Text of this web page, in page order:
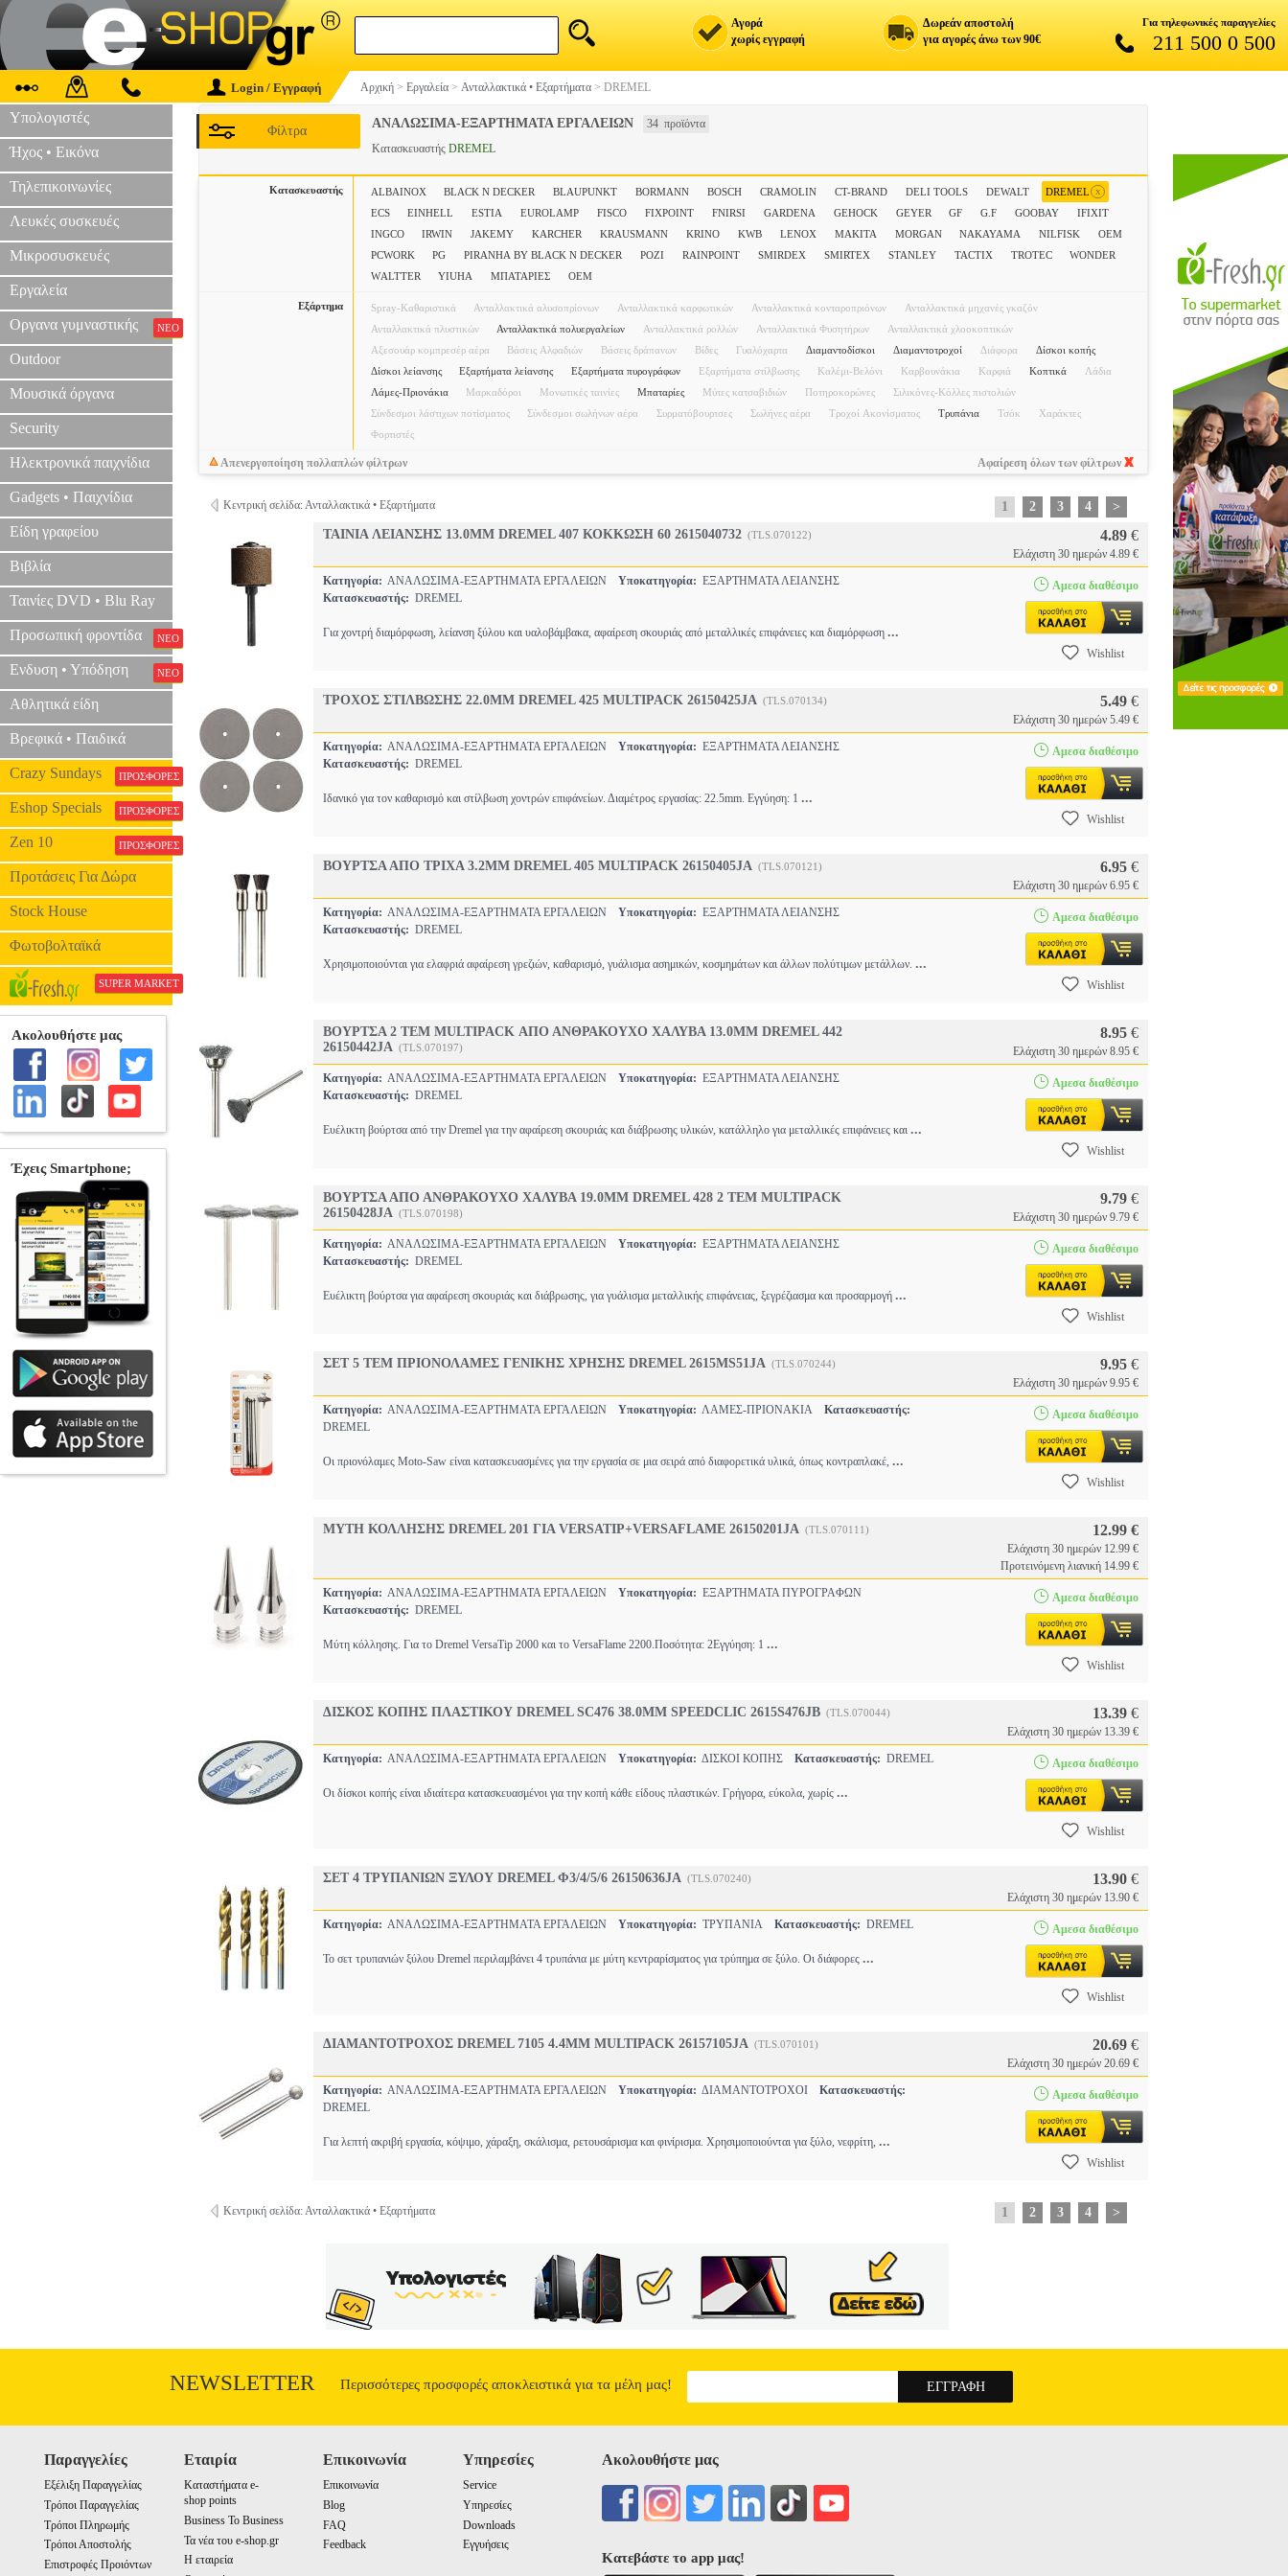
Αγορά
χωρίς εγγραφή
Δωρεάν αποστολή
για αγορές άνω των 90€
Για τηλεφωνικές παραγγελίες
211 500 0 500
Login / Εγγραφή Αρχική > Εργαλεία > Ανταλλακτικά • Εξαρτήματα > DREMEL
Υπολογιστές
Ήχος • Εικόνα
Τηλεπικοινωνίες
Λευκές συσκευές
Μικροσυσκευές
Εργαλεία
Οργανα γυμναστικής ΝΕΟ
Outdoor
Μουσικά όργανα
Security
Ηλεκτρονικά παιχνίδια
Gadgets • Παιχνίδια
Είδη γραφείου
Βιβλία
Ταινίες DVD • Blu Ray
Προσωπική φροντίδα ΝΕΟ
Ενδυση • Υπόδηση ΝΕΟ
Αθλητικά είδη
Βρεφικά • Παιδικά
Crazy Sundays ΠΡΟΣΦΟΡΕΣ
Eshop Specials ΠΡΟΣΦΟΡΕΣ
Zen 10 ΠΡΟΣΦΟΡΕΣ
Προτάσεις Για Δώρα
Stock House
Φωτοβολταϊκά
SUPER MARKET
ΑΝΑΛΩΣΙΜΑ-ΕΞΑΡΤΗΜΑΤΑ ΕΡΓΑΛΕΙΩΝ 34 προϊόντα
Φίλτρα
Κατασκευαστής DREMEL
Κατασκευαστής ALBAINOX BLACK N DECKER BLAUPUNKT BORMANN BOSCH CRAMOLIN CT-BRAND DELI TOOLS DEWALT DREMEL x
ECS
EINHELL ESTIA EUROLAMP FISCO FIXPOINT FNIRSI GARDENA GEHOCK GEYER GF G.F GOOBAY
IFIXIT
INGCO
IRWIN JAKEMY KARCHER KRAUSMANN KRINO KWB LENOX MAKITA MORGAN NAKAYAMA NILFISK
OEM
PCWORK
PG PIRANHA BY BLACK N DECKER POZI RAINPOINT SMIRDEX SMIRTEX STANLEY TACTIX TROTEC
WONDER
WΑLTTER
YIUHA ΜΠΑΤΑΡΙΕΣ ΟΕΜ
Εξάρτημα Spray-Καθαριστικά Ανταλλακτικά αλυσοπρίονων Ανταλλακτικά καρφωτικών Ανταλλακτικά κονταροπριόνων
Ανταλλακτικά μηχανές γκαζόν
Ανταλλακτικά πλυστικών
Ανταλλακτικά πολυεργαλείων Ανταλλακτικά ρολλών Ανταλλακτικά Φυσητήρων
Ανταλλακτικά χλοοκοπτικών
Αξεσουάρ κομπρεσέρ αέρα
Βάσεις Αλφαδιών Βάσεις δράπανων Βίδες Γυαλόχαρτα Διαμαντοδίσκοι Διαμαντοτροχοί Διάφορα
Δίσκοι κοπής
Δίσκοι λείανσης
Εξαρτήματα λείανσης Εξαρτήματα πυρογράφων Εξαρτήματα στίλβωσης Καλέμι-Βελόνι Καρβουνάκια Καρφιά Κοπτικά
Λάδια
Λάμες-Πριονάκια
Μαρκαδόροι Μονωτικές ταινίες Μπαταρίες Μύτες κατσαβιδιών Ποτηροκορώνες
Σιλικόνες-Κόλλες πιστολιών
Σύνδεσμοι λάστιχων ποτίσματος
Σύνδεσμοι σωλήνων αέρα Συρματόβουρτσες Σωλήνες αέρα Τροχοί Ακονίσματος Τρυπάνια Τσόκ
Χαράκτες
Φορτιστές
Απενεργοποίηση πολλαπλών φίλτρων Αφαίρεση όλων των φίλτρων
Κεντρική σελίδα: Ανταλλακτικά • Εξαρτήματα 1 2 3 4
>
TAINIA ΛΕΙΑΝΣΗΣ 13.0MM DREMEL 407 ΚΟΚΚΩΣΗ 60 2615040732 (TLS.070122) 4.89€
Ελάχιστη 30 ημερών 4.89 €
Κατηγορία: ΑΝΑΛΩΣΙΜΑ-ΕΞΑΡΤΗΜΑΤΑ ΕΡΓΑΛΕΙΩΝ Υποκατηγορία: ΕΞΑΡΤΗΜΑΤΑ ΛΕΙΑΝΣΗΣ
Κατασκευαστής: DREMEL
Για χοντρή διαμόρφωση, λείανση ξύλου και υαλοβάμβακα, αφαίρεση σκουριάς από μεταλλικές επιφάνειες και διαμόρφωση ...
Αμεσα διαθέσιμο
Wishlist
ΤΡΟΧΟΣ ΣΤΙΛΒΩΣΗΣ 22.0MM DREMEL 425 MULTIPACK 26150425JA (TLS.070134) 5.49€
Ελάχιστη 30 ημερών 5.49 €
Κατηγορία: ΑΝΑΛΩΣΙΜΑ-ΕΞΑΡΤΗΜΑΤΑ ΕΡΓΑΛΕΙΩΝ Υποκατηγορία: ΕΞΑΡΤΗΜΑΤΑ ΛΕΙΑΝΣΗΣ
Κατασκευαστής: DREMEL
Ιδανικό για τον καθαρισμό και στίλβωση χοντρών επιφάνείων. Διαμέτρος εργασίας: 22.5mm. Εγγύηση: 1 ...
Αμεσα διαθέσιμο
Wishlist
ΒΟΥΡΤΣΑ ΑΠΟ ΤΡΙΧΑ 3.2MM DREMEL 405 MULTIPACK 26150405JA (TLS.070121) 6.95€
Ελάχιστη 30 ημερών 6.95 €
Κατηγορία: ΑΝΑΛΩΣΙΜΑ-ΕΞΑΡΤΗΜΑΤΑ ΕΡΓΑΛΕΙΩΝ Υποκατηγορία: ΕΞΑΡΤΗΜΑΤΑ ΛΕΙΑΝΣΗΣ
Κατασκευαστής: DREMEL
Χρησιμοποιούνται για ελαφριά αφαίρεση γρεζιών, καθαρισμό, γυάλισμα ασημικών, κοσμημάτων και άλλων πολύτιμων μετάλλων. ...
Αμεσα διαθέσιμο
Wishlist
ΒΟΥΡΤΣΑ 2 ΤΕΜ MULTIPACK ΑΠΟ ΑΝΘΡΑΚΟΥΧΟ ΧΑΛΥΒΑ 13.0MM DREMEL 442
26150442JA (TLS.070197)
8.95€
Ελάχιστη 30 ημερών 8.95 €
Κατηγορία: ΑΝΑΛΩΣΙΜΑ-ΕΞΑΡΤΗΜΑΤΑ ΕΡΓΑΛΕΙΩΝ Υποκατηγορία: ΕΞΑΡΤΗΜΑΤΑ ΛΕΙΑΝΣΗΣ
Κατασκευαστής: DREMEL
Ευέλικτη βούρτσα από την Dremel για την αφαίρεση σκουριάς και διάβρωσης υλικών, κατάλληλο για μεταλλικές επιφάνειες και ...
Αμεσα διαθέσιμο
Wishlist
ΒΟΥΡΤΣΑ ΑΠΟ ΑΝΘΡΑΚΟΥΧΟ ΧΑΛΥΒΑ 19.0MM DREMEL 428 2 ΤΕΜ MULTIPACK
26150428JA (TLS.070198)
9.79€
Ελάχιστη 30 ημερών 9.79 €
Κατηγορία: ΑΝΑΛΩΣΙΜΑ-ΕΞΑΡΤΗΜΑΤΑ ΕΡΓΑΛΕΙΩΝ Υποκατηγορία: ΕΞΑΡΤΗΜΑΤΑ ΛΕΙΑΝΣΗΣ
Κατασκευαστής: DREMEL
Ευέλικτη βούρτσα για αφαίρεση σκουριάς και διάβρωσης, για γυάλισμα μεταλλικής επιφάνειας, ξεγρέζιασμα και προσαρμογή ...
Αμεσα διαθέσιμο
Wishlist
ΣΕΤ 5 ΤΕΜ ΠΡΙΟΝΟΛΑΜΕΣ ΓΕΝΙΚΗΣ ΧΡΗΣΗΣ DREMEL 2615MS51JA (TLS.070244) 9.95€
Ελάχιστη 30 ημερών 9.95 €
Κατηγορία: ΑΝΑΛΩΣΙΜΑ-ΕΞΑΡΤΗΜΑΤΑ ΕΡΓΑΛΕΙΩΝ Υποκατηγορία: ΛΑΜΕΣ-ΠΡΙΟΝΑΚΙΑ Κατασκευαστής:
DREMEL
Οι πριονόλαμες Moto-Saw είναι κατασκευασμένες για την εργασία σε μια σειρά από διαφορετικά υλικά, όπως κοντραπλακέ, ...
Αμεσα διαθέσιμο
Wishlist
ΜΥΤΗ ΚΟΛΛΗΣΗΣ DREMEL 201 ΓΙΑ VERSATIP+VERSAFLAME 26150201JA (TLS.070111) 12.99 €
Ελάχιστη 30 ημερών 12.99 €
Προτεινόμενη λιανική 14.99 €
Κατηγορία: ΑΝΑΛΩΣΙΜΑ-ΕΞΑΡΤΗΜΑΤΑ ΕΡΓΑΛΕΙΩΝ Υποκατηγορία: ΕΞΑΡΤΗΜΑΤΑ ΠΥΡΟΓΡΑΦΩΝ
Κατασκευαστής: DREMEL
Μύτη κόλλησης. Για το Dremel VersaTip 2000 και το VersaFlame 2200.Ποσότητα: 2Εγγύηση: 1 ...
Αμεσα διαθέσιμο
Wishlist
ΔΙΣΚΟΣ ΚΟΠΗΣ ΠΛΑΣΤΙΚΟΥ DREMEL SC476 38.0MM SPEEDCLIC 2615S476JB (TLS.070044) 13.39€
Ελάχιστη 30 ημερών 13.39 €
Κατηγορία: ΑΝΑΛΩΣΙΜΑ-ΕΞΑΡΤΗΜΑΤΑ ΕΡΓΑΛΕΙΩΝ Υποκατηγορία: ΔΙΣΚΟΙ ΚΟΠΗΣ Κατασκευαστής: DREMEL
Οι δίσκοι κοπής είναι ιδιαίτερα κατασκευασμένοι για την κοπή κάθε είδους πλαστικών. Γρήγορα, εύκολα, χωρίς ...
Αμεσα διαθέσιμο
Wishlist
ΣΕΤ 4 ΤΡΥΠΑΝΙΩΝ ΞΥΛΟΥ DREMEL Φ3/4/5/6 26150636JA (TLS.070240) 13.90€
Ελάχιστη 30 ημερών 13.90 €
Κατηγορία: ΑΝΑΛΩΣΙΜΑ-ΕΞΑΡΤΗΜΑΤΑ ΕΡΓΑΛΕΙΩΝ Υποκατηγορία: ΤΡΥΠΑΝΙΑ Κατασκευαστής: DREMEL
Το σετ τρυπανιών ξύλου Dremel περιλαμβάνει 4 τρυπάνια με μύτη κεντραρίσματος για τρύπημα σε ξύλο. Οι διάφορες ...
Αμεσα διαθέσιμο
Wishlist
ΔΙΑΜΑΝΤΟΤΡΟΧΟΣ DREMEL 7105 4.4MM MULTIPACK 26157105JA (TLS.070101) 20.69€
Ελάχιστη 30 ημερών 20.69 €
Κατηγορία: ΑΝΑΛΩΣΙΜΑ-ΕΞΑΡΤΗΜΑΤΑ ΕΡΓΑΛΕΙΩΝ Υποκατηγορία: ΔΙΑΜΑΝΤΟΤΡΟΧΟΙ Κατασκευαστής:
DREMEL
Για λεπτή ακριβή εργασία, κόψιμο, χάραξη, σκάλισμα, ρετουσάρισμα και φινίρισμα. Χρησιμοποιούνται για ξύλο, νεφρίτη, ...
Αμεσα διαθέσιμο
Wishlist
Κεντρική σελίδα: Ανταλλακτικά • Εξαρτήματα 1 2 3 4 >
NEWSLETTER Περισσότερες προσφορές αποκλειστικά για τα μέλη μας!
Παραγγελίες
Εξέλιξη Παραγγελίας
Τρόποι Παραγγελίας
Τρόποι Πληρωμής
Τρόποι Αποστολής
Επιστροφές Προιόντων
Εταιρία
Καταστήματα e-
shop points
Business To Business
Τα νέα του e-shop.gr
Η εταιρεία
Επικοινωνία
Επικοινωνία
Blog
FAQ
Feedback
Υπηρεσίες
Service
Υπηρεσίες
Downloads
Εγγυήσεις
Ακολουθήστε μας
Κατεβάστε το app μας!